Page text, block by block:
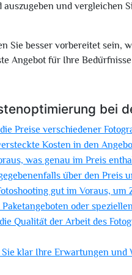
und vergleichen
Sie besser vorbereitet sein,
Angebot für Ihre
bei
Preise verschiedener
Kosten in den
was genau im Preis
über den Preis
gut im Voraus,
Paketangeboten oder
Qualität der Arbeit des
klar Ihre Erwartungen und